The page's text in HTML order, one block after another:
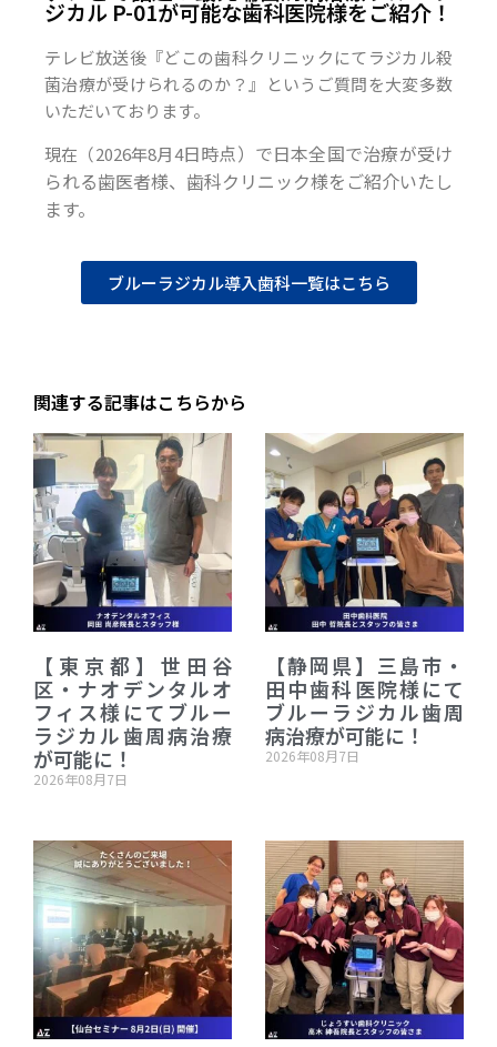
ジカル P-01が可能な歯科医院様をご紹介！
テレビ放送後『どこの歯科クリニックにてラジカル殺
菌治療が受けられるのか？』というご質問を大変多数
いただいております。
現在（2026年8月4日時点）で日本全国で治療が受け
られる歯医者様、歯科クリニック様をご紹介いたし
ます。
ブルーラジカル導入歯科一覧はこちら
関連する記事はこちらから
【東京都】世田谷
区・ナオデンタルオ
フィス様にてブルー
ラジカル歯周病治療
が可能に！
2026年08月7日
【静岡県】三島市・
田中歯科医院様にて
ブルーラジカル歯周
病治療が可能に！
2026年08月7日